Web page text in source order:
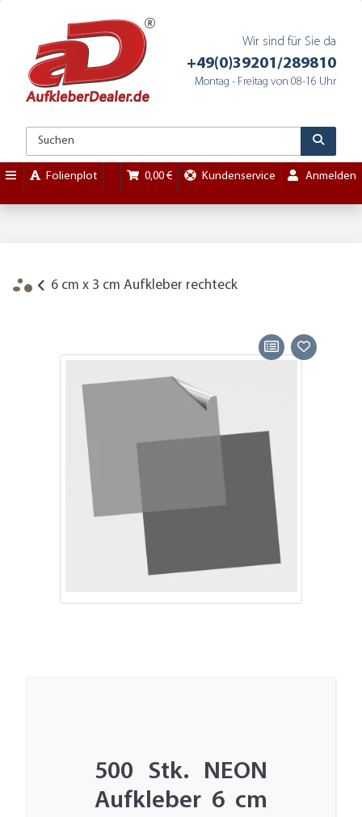
Wir sind für Sie da
+49(0)39201/289810
Montag - Freitag von 08-16 Uhr
Folienplot 0,00 € Kundenservice Anmelden
6 cm x 3 cm Aufkleber rechteck
500 Stk. NEON
Aufkleber 6 cm